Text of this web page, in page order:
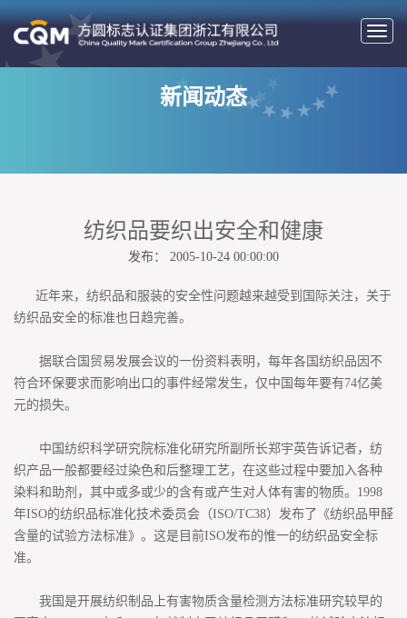
切
新闻动态
纺织品要织出安全和健康
发布： 2005-10-24 00:00:00
近年来，纺织品和服装的安全性问题越来越受到国际关注，关于
纺织品安全的标准也日趋完善。
据联合国贸易发展会议的一份资料表明，每年各国纺织品因不
符合环保要求而影响出口的事件经常发生，仅中国每年要有74亿美
元的损失。
中国纺织科学研究院标准化研究所副所长郑宇英告诉记者，纺
织产品一般都要经过染色和后整理工艺，在这些过程中要加入各种
染料和助剂，其中或多或少的含有或产生对人体有害的物质。1998
年ISO的纺织品标准化技术委员会（ISO/TC38）发布了《纺织品甲醛
含量的试验方法标准》。这是目前ISO发布的惟一的纺织品安全标
准。
我国是开展纺织制品上有害物质含量检测方法标准研究较早的